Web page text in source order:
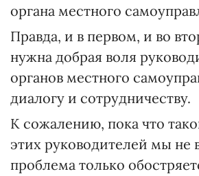
органа местного
Правда, и в первом, и во
нужна добрая воля
органов местного
диалогу и сотрудничеству.
К сожалению, пока что
этих руководителей мы не
проблема только